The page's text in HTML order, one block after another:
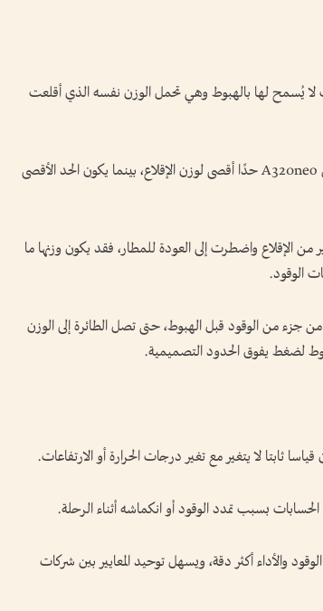
لا يُسمح لها بالهبوط وهي تحمل الوزن نفسه الذي أقلعت
فعلى سبيل المثال، تمتلك طائرات الركاب مثل إيرباص A320neo حدًا أقصى لوزن الإقلاع، بينما يكون الحد الأقصى
الإقلاع واضطرت إلى العودة للمطار، فقد يكون وزنها ما
الوقود.
جزء من الوقود قبل الهبوط، حتى تصل الطائرة إلى الوزن
لضغط يفوق الحدود التصميمية.
ثابتا لا يتغير مع تغير درجات الحرارة أو الارتفاعات.
بسبب تمدد الوقود أو انكماشه أثناء الرحلة.
والأداء أكثر دقة، ويسهل توحيد المعايير بين شركات